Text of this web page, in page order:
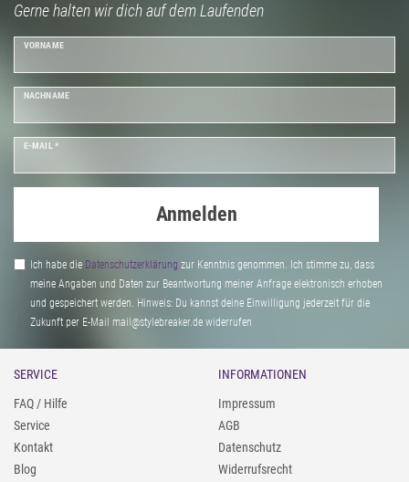
Gerne halten wir dich auf dem Laufenden
VORNAME
NACHNAME
E-MAIL *
Anmelden
Ich habe die Daten­schutz­erklärung zur Kenntnis genommen. Ich stimme zu, dass
meine Angaben und Daten zur Beantwortung meiner Anfrage elektronisch erhoben
und gespeichert werden. Hinweis: Du kannst deine Einwilligung jederzeit für die
Zukunft per E-Mail mail@stylebreaker.de widerrufen
SERVICE
FAQ / Hilfe
Service
Kontakt
Blog
INFORMATIONEN
Impressum
AGB
Datenschutz
Widerrufsrecht